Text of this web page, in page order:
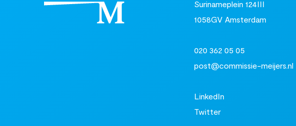
Surinameplein 124III
1058GV Amsterdam
020 362 05 05
post@commissie-meijers.nl
LinkedIn
Twitter